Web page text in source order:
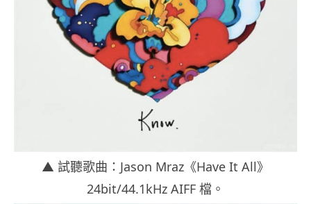
▲ 試聽歌曲：Jason Mraz《Have It All》
24bit/44.1kHz AIFF 檔。